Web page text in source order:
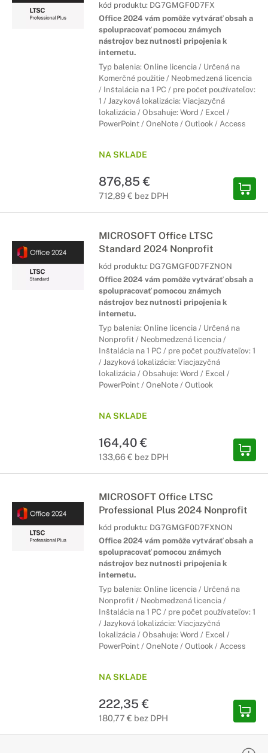
kód produktu: DG7GMGF0D7FX
Office 2024 vám pomôže vytvárať obsah a
spolupracovať pomocou známych
nástrojov bez nutnosti pripojenia k
internetu.
Typ balenia: Online licencia / Určená na
Komerčné použitie / Neobmedzená licencia
/ Inštalácia na 1 PC / pre počet používateľov:
1 / Jazyková lokalizácia: Viacjazyčná
lokalizácia / Obsahuje: Word / Excel /
PowerPoint / OneNote / Outlook / Access
NA SKLADE
876,85 €
712,89 € bez DPH
MICROSOFT Office LTSC
Standard 2024 Nonprofit
kód produktu: DG7GMGF0D7FZNON
Office 2024 vám pomôže vytvárať obsah a
spolupracovať pomocou známych
nástrojov bez nutnosti pripojenia k
internetu.
Typ balenia: Online licencia / Určená na
Nonprofit / Neobmedzená licencia /
Inštalácia na 1 PC / pre počet používateľov: 1
/ Jazyková lokalizácia: Viacjazyčná
lokalizácia / Obsahuje: Word / Excel /
PowerPoint / OneNote / Outlook
NA SKLADE
164,40 €
133,66 € bez DPH
MICROSOFT Office LTSC
Professional Plus 2024 Nonprofit
kód produktu: DG7GMGF0D7FXNON
Office 2024 vám pomôže vytvárať obsah a
spolupracovať pomocou známych
nástrojov bez nutnosti pripojenia k
internetu.
Typ balenia: Online licencia / Určená na
Nonprofit / Neobmedzená licencia /
Inštalácia na 1 PC / pre počet používateľov: 1
/ Jazyková lokalizácia: Viacjazyčná
lokalizácia / Obsahuje: Word / Excel /
PowerPoint / OneNote / Outlook / Access
NA SKLADE
222,35 €
180,77 € bez DPH